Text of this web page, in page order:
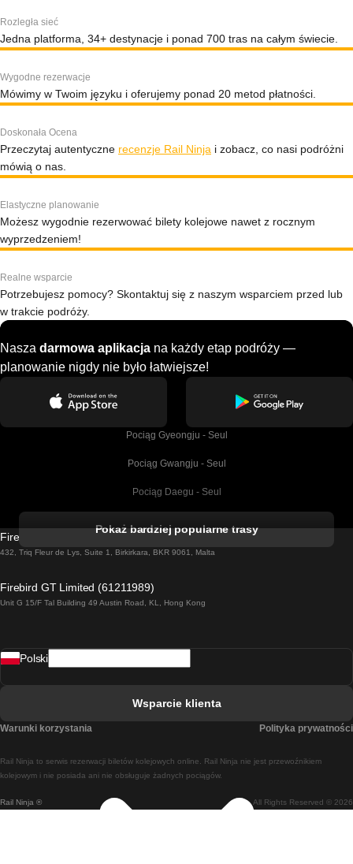
Rozległa sieć
Jedna platforma, 34+ destynacje i ponad 700 tras na całym świecie.
Wygodne rezerwacje
Mówimy w Twoim języku i oferujemy ponad 20 metod płatności.
Doskonała Ocena
Przeczytaj autentyczne recenzje Rail Ninja i zobacz, co nasi podróżni
mówią o nas.
Elastyczne planowanie
Możesz wygodnie rezerwować bilety kolejowe nawet z rocznym
wyprzedzeniem!
Realne wsparcie
Potrzebujesz pomocy? Skontaktuj się z naszym wsparciem przed lub
w trakcie podróży.
Nasza darmowa aplikacja na każdy etap podróży —
planowanie nigdy nie było łatwiejsze!
Pociąg Gyeongju - Seul
Pociąg Gwangju - Seul
Pociąg Daegu - Seul
Pociąg Dublin - Galway
Pociąg Rzym - Neapol
Pociąg Madryt - Lizbona
Pociąg Madryt - Barcelona
Pokaż bardziej popularne trasy
Firebird GT Limited (OC 1451)
432, Triq Fleur de Lys, Suite 1, Birkirkara, BKR 9061, Malta
Firebird GT Limited (61211989)
Unit G 15/F Tal Building 49 Austin Road, KL, Hong Kong
Rail Ninja ® All Rights Reserved © 2026
Rail Ninja to serwis rezerwacji biletów kolejowych online. Rail Ninja nie jest przewoźnikiem
kolejowym i nie posiada ani nie obsługuje żadnych pociągów.
Polski
Wsparcie klienta
Warunki korzystania Polityka prywatności